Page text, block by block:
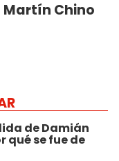
Martín Chino
de Damián
qué se fue de